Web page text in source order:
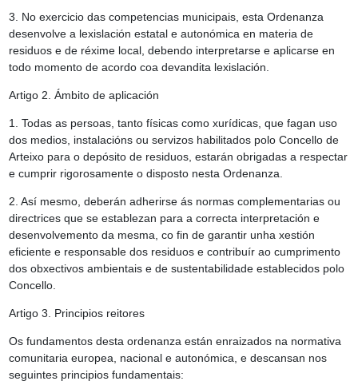
3. No exercicio das competencias municipais, esta Ordenanza
desenvolve a lexislación estatal e autonómica en materia de
residuos e de réxime local, debendo interpretarse e aplicarse en
todo momento de acordo coa devandita lexislación.
Artigo 2. Ámbito de aplicación
1. Todas as persoas, tanto físicas como xurídicas, que fagan uso
dos medios, instalacións ou servizos habilitados polo Concello de
Arteixo para o depósito de residuos, estarán obrigadas a respectar
e cumprir rigorosamente o disposto nesta Ordenanza.
2. Así mesmo, deberán adherirse ás normas complementarias ou
directrices que se establezan para a correcta interpretación e
desenvolvemento da mesma, co fin de garantir unha xestión
eficiente e responsable dos residuos e contribuír ao cumprimento
dos obxectivos ambientais e de sustentabilidade establecidos polo
Concello.
Artigo 3. Principios reitores
Os fundamentos desta ordenanza están enraizados na normativa
comunitaria europea, nacional e autonómica, e descansan nos
seguintes principios fundamentais: